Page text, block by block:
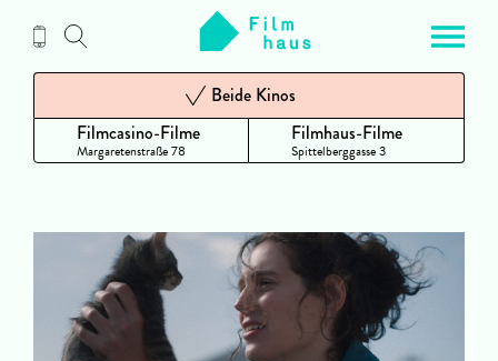
Inhalt
Filmcasino-Filme
Margaretenstraße 78
Beide Kinos
Filmhaus-Filme
Spittelberggasse 3